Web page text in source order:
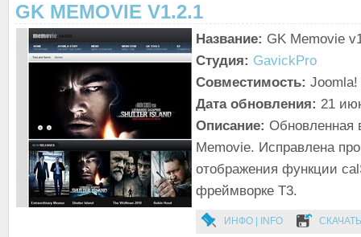
GK MEMOVIE V1.2.1
Название: GK Memovie
Студия: GavickPro
Совместимость:
Дата обновления: 21
Описание: Обновленная
Memovie. Исправлена
отображения функции
фреймворке T3.
ИНФО | INFO СКАЧАТЬ